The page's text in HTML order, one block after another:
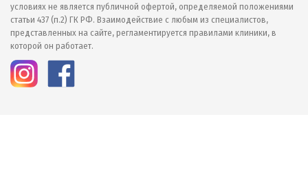
условиях не является публичной офертой, определяемой положениями
статьи 437 (п.2) ГК РФ. Взаимодействие с любым из специалистов,
представленных на сайте, регламентируется правилами клиники, в
которой он работает.